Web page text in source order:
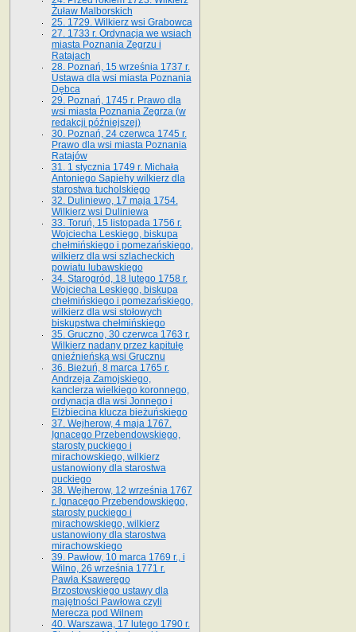
Żuław Malborskich
25. 1729. Wilkierz wsi Grabowca
27. 1733 r. Ordynacja we wsiach
miasta Poznania Zegrzu i
Ratajach
28. Poznań, 15 września 1737 r.
Ustawa dla wsi miasta Poznania
Dębca
29. Poznań, 1745 r. Prawo dla
wsi miasta Poznania Zegrza (w
redakcji późniejszej)
30. Poznań, 24 czerwca 1745 r.
Prawo dla wsi miasta Poznania
Ratajów
31. 1 stycznia 1749 r. Michała
Antoniego Sapiehy wilkierz dla
starostwa tucholskiego
32. Duliniewo, 17 maja 1754.
Wilkierz wsi Duliniewa
33. Toruń, 15 listopada 1756 r.
Wojciecha Leskiego, biskupa
chełmińskiego i pomezańskiego,
wilkierz dla wsi szlacheckich
powiatu lubawskiego
34. Starogród, 18 lutego 1758 r.
Wojciecha Leskiego, biskupa
chełmińskiego i pomezańskiego,
wilkierz dla wsi stołowych
biskupstwa chełmińskiego
35. Gruczno, 30 czerwca 1763 r.
Wilkierz nadany przez kapitułę
gnieźnieńską wsi Grucznu
36. Bieżuń, 8 marca 1765 r.
Andrzeja Zamojskiego,
kanclerza wielkiego koronnego,
ordynacja dla wsi Jonnego i
Elżbiecina klucza bieżuńskiego
37. Wejherow, 4 maja 1767.
Ignacego Przebendowskiego,
starosty puckiego i
mirachowskiego, wilkierz
ustanowiony dla starostwa
puckiego
38. Wejherow, 12 września 1767
r. Ignacego Przebendowskiego,
starosty puckiego i
mirachowskiego, wilkierz
ustanowiony dla starostwa
mirachowskiego
39. Pawłow, 10 marca 1769 r., i
Wilno, 26 września 1771 r.
Pawła Ksawerego
Brzostowskiego ustawy dla
majętności Pawłowa czyli
Merecza pod Wilnem
40. Warszawa, 17 lutego 1790 r.